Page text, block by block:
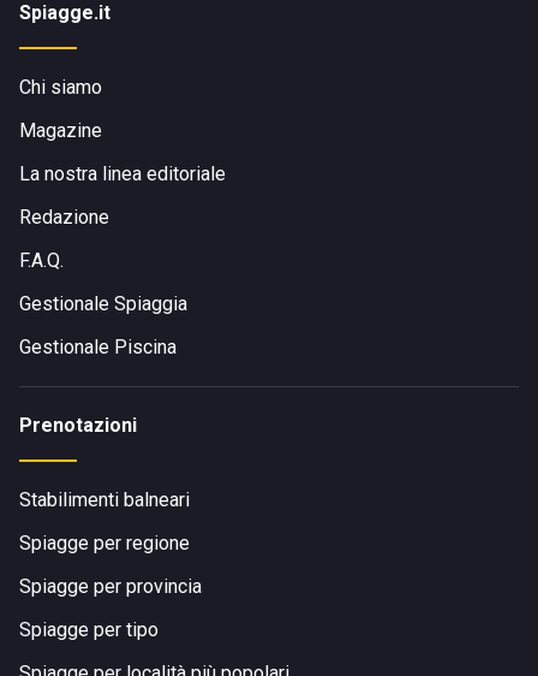
Spiagge.it
Chi siamo
Magazine
La nostra linea editoriale
Redazione
F.A.Q.
Gestionale Spiaggia
Gestionale Piscina
Prenotazioni
Stabilimenti balneari
Spiagge per regione
Spiagge per provincia
Spiagge per tipo